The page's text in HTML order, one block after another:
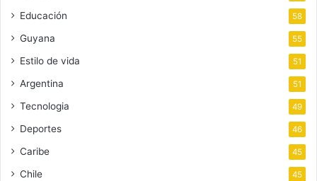
Educación 58
Guyana 55
Estilo de vida 51
Argentina 51
Tecnologia 49
Deportes 46
Caribe 45
Chile 45